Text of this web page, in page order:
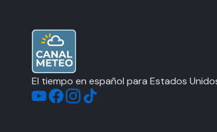
El tiempo en español para Estados